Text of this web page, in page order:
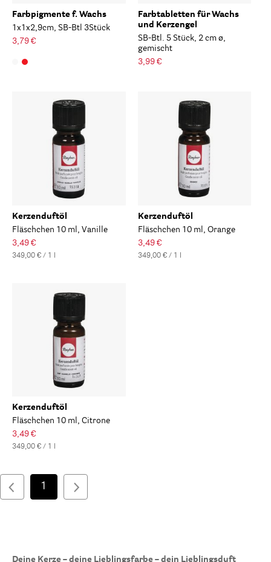
Farbpigmente f. Wachs
1x1x2,9cm, SB-Btl 3Stück
3,79 €
Farbtabletten für Wachs
und Kerzengel
SB-Btl. 5 Stück, 2 cm ø,
gemischt
3,99 €
Kerzenduftöl
Fläschchen 10 ml, Vanille
3,49 €
349,00 € / 1 l
Kerzenduftöl
Fläschchen 10 ml, Orange
3,49 €
349,00 € / 1 l
Kerzenduftöl
Fläschchen 10 ml, Citrone
3,49 €
349,00 € / 1 l
1
Deine Kerze – deine Lieblingsfarbe – dein Lieblingsduft